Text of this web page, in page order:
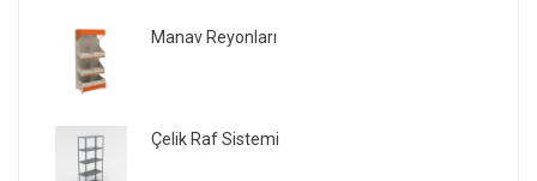
Manav Reyonları
Çelik Raf Sistemi